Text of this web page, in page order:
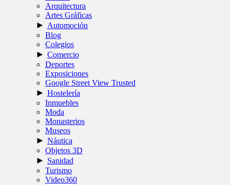
Arquitectura
Artes Gráficas
► Automoción
Blog
Colegios
► Comercio
Deportes
Exposiciones
Google Street View Trusted
► Hostelería
Inmuebles
Moda
Monasterios
Museos
► Náutica
Objetos 3D
► Sanidad
Turismo
Video360